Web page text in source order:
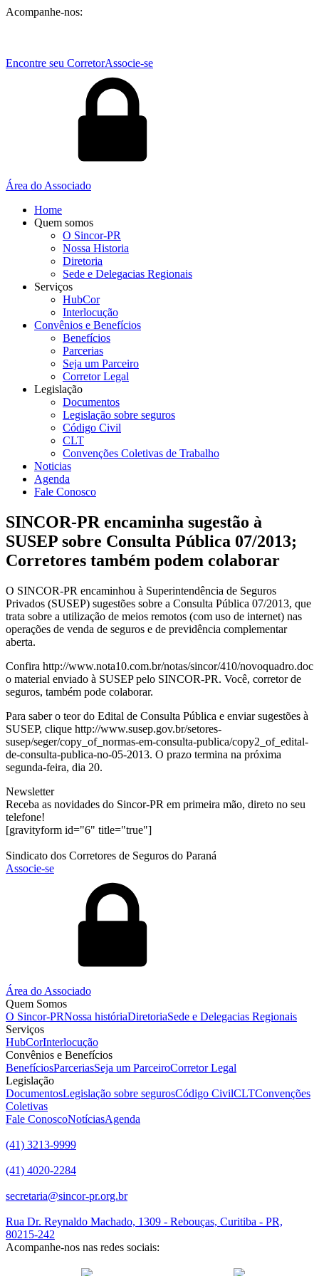
Acompanhe-nos:
Encontre seu CorretorAssocie-se
Área do Associado
Home
Quem somos
O Sincor-PR
Nossa Historia
Diretoria
Sede e Delegacias Regionais
Serviços
HubCor
Interlocução
Convênios e Benefícios
Benefícios
Parcerias
Seja um Parceiro
Corretor Legal
Legislação
Documentos
Legislação sobre seguros
Código Civil
CLT
Convenções Coletivas de Trabalho
Noticias
Agenda
Fale Conosco
SINCOR-PR encaminha sugestão à
SUSEP sobre Consulta Pública 07/2013;
Corretores também podem colaborar
O SINCOR-PR encaminhou à Superintendência de Seguros
Privados (SUSEP) sugestões sobre a Consulta Pública 07/2013, que
trata sobre a utilização de meios remotos (com uso de internet) nas
operações de venda de seguros e de previdência complementar
aberta.
Confira http://www.nota10.com.br/notas/sincor/410/novoquadro.doc
o material enviado à SUSEP pelo SINCOR-PR. Você, corretor de
seguros, também pode colaborar.
Para saber o teor do Edital de Consulta Pública e enviar sugestões à
SUSEP, clique http://www.susep.gov.br/setores-
susep/seger/copy_of_normas-em-consulta-publica/copy2_of_edital-
de-consulta-publica-no-05-2013. O prazo termina na próxima
segunda-feira, dia 20.
Newsletter
Receba as novidades do Sincor-PR em primeira mão, direto no seu
telefone!
[gravityform id="6" title="true"]
Sindicato dos Corretores de Seguros do Paraná
Associe-se
Área do Associado
Quem Somos
O Sincor-PRNossa históriaDiretoriaSede e Delegacias Regionais
Serviços
HubCorInterlocução
Convênios e Benefícios
BenefíciosParceriasSeja um ParceiroCorretor Legal
Legislação
DocumentosLegislação sobre segurosCódigo CivilCLTConvenções
Coletivas
Fale ConoscoNotíciasAgenda
(41) 3213-9999
(41) 4020-2284
secretaria@sincor-pr.org.br
Rua Dr. Reynaldo Machado, 1309 - Rebouças, Curitiba - PR,
80215-242
Acompanhe-nos nas redes sociais: